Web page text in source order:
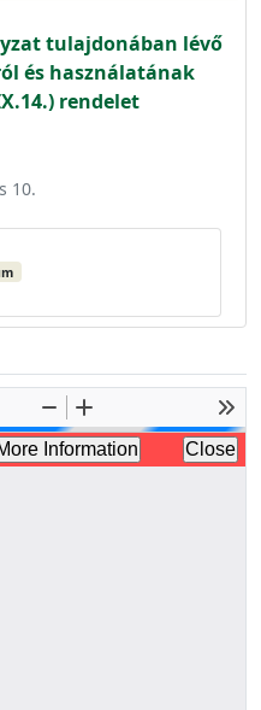
tulajdonában lévő
és használatának
rendelet
10.